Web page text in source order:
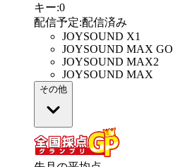
キー:0
配信予定:配信済み
JOYSOUND X1
JOYSOUND MAX GO
JOYSOUND MAX2
JOYSOUND MAX
その他